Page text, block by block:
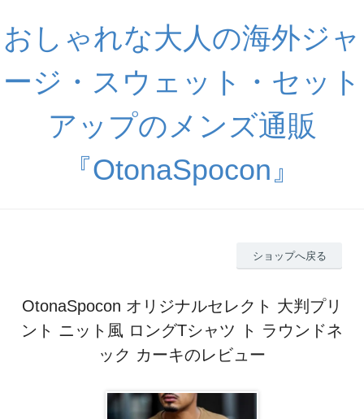
おしゃれな大人の海外ジャ
ージ・スウェット・セット
アップのメンズ通販
『OtonaSpocon』
ショップへ戻る
OtonaSpocon オリジナルセレクト 大判プリ
ント ニット風 ロングTシャツ ト ラウンドネ
ック カーキのレビュー